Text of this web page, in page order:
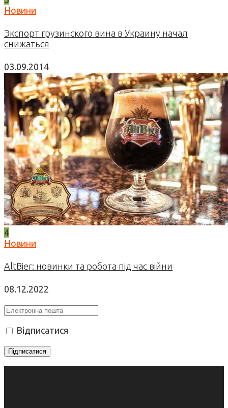
Новини
Экспорт грузинского вина в Украину начал
снижаться
03.09.2014
4
Новини
AltBier: новинки та робота під час війни
08.12.2022
Відписатися